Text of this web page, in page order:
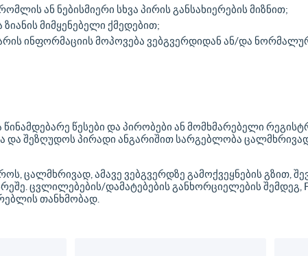
ან ნებისმიერი სხვა პირის განსახიერების მიზნით;
მიმყენებელი ქმედებით;
ინფორმაციის მოპოვება ვებგვერდიდან ან/და
წესები და პირობები ან მომხმარებელი
და შეზღუდოს პირადი ანგარიშით სარგებლობა
ცალმხრივად, ამავე ვებგვერდზე გამოქვეყნების გზით,
ცვლილებების/დამატებების განხორციელების შემდეგ,
თანხმობად.